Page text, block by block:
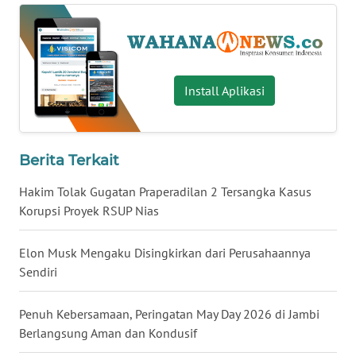
Install Aplikasi
Berita Terkait
Hakim Tolak Gugatan Praperadilan 2 Tersangka Kasus
Korupsi Proyek RSUP Nias
Elon Musk Mengaku Disingkirkan dari Perusahaannya
Sendiri
Penuh Kebersamaan, Peringatan May Day 2026 di Jambi
Berlangsung Aman dan Kondusif
WN
BABEL
WN
SUMBAR
SUMSEL
WN
BENGKULU
WN
LAMPUNG
WN
JATENG